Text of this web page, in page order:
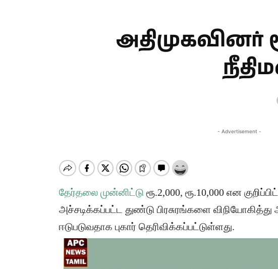
அதிமுகவினர்
- Advertisement -
தேர்தலை முன்னிட்டு ரூ.2,000, ரூ.10,000 என
அச்சடிக்கப்பட்ட துண்டு பிரசுரங்களை விநியோகித்து
ஈடுபடுவதாக புகார் தெரிவிக்கப்பட்டுள்ளது.